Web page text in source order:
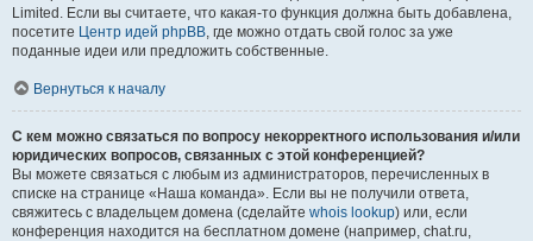
Limited. Если вы считаете, что какая-то функция должна быть добавлена,
посетите Центр идей phpBB, где можно отдать свой голос за уже
поданные идеи или предложить собственные.
Вернуться к началу
С кем можно связаться по вопросу некорректного использования и/или
юридических вопросов, связанных с этой конференцией?
Вы можете связаться с любым из администраторов, перечисленных в
списке на странице «Наша команда». Если вы не получили ответа,
свяжитесь с владельцем домена (сделайте whois lookup) или, если
конференция находится на бесплатном домене (например, chat.ru,